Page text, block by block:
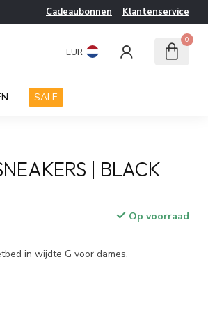
Cadeaubonnen Klantenservice
EUR
0
SALE
| BLACK
Op voorraad
in wijdte G voor dames.